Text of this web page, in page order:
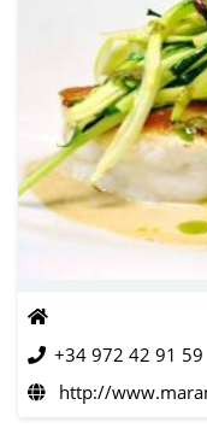
+34 972 42 91 59
http://